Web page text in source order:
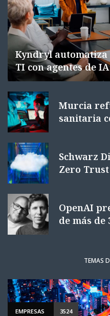
Kyndryl
TI con agentes de IA
Murcia
sanitaria
Schwarz
Zero Trust
OpenAI
de más de
TEMAS
EMPRESAS 3524